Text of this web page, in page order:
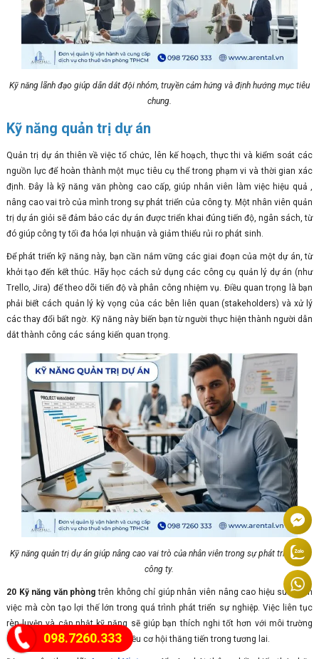
Kỹ năng lãnh đạo giúp dẫn dắt đội nhóm, truyền cảm hứng và định hướng mục tiêu
chung.
Kỹ năng quản trị dự án
Quản trị dự án thiên về việc tổ chức, lên kế hoạch, thực thi và kiểm soát các
nguồn lực để hoàn thành một mục tiêu cụ thể trong phạm vi và thời gian xác
định. Đây là kỹ năng văn phòng cao cấp, giúp nhân viên làm việc hiệu quả ,
nâng cao vai trò của mình trong sự phát triển của công ty. Một nhân viên quản
trị dự án giỏi sẽ đảm bảo các dự án được triển khai đúng tiến độ, ngân sách, từ
đó giúp công ty tối đa hóa lợi nhuận và giảm thiểu rủi ro phát sinh.
Để phát triển kỹ năng này, bạn cần nắm vững các giai đoạn của một dự án, từ
khởi tạo đến kết thúc. Hãy học cách sử dụng các công cụ quản lý dự án (như
Trello, Jira) để theo dõi tiến độ và phân công nhiệm vụ. Điều quan trọng là bạn
phải biết cách quản lý kỳ vọng của các bên liên quan (stakeholders) và xử lý
các thay đổi bất ngờ. Kỹ năng này biến bạn từ người thực hiện thành người dẫn
dắt thành công các sáng kiến quan trọng.
Kỹ năng quản trị dự án giúp nâng cao vai trò của nhân viên trong sự phát triển của
công ty.
20 Kỹ năng văn phòng trên không chỉ giúp nhân viên nâng cao hiệu suất làm
việc mà còn tạo lợi thế lớn trong quá trình phát triển sự nghiệp. Việc liên tục
rèn luyện và cập nhật kỹ năng sẽ giúp bạn thích nghi tốt hơn với môi trường
công sở hiện đại và mở rộng nhiều cơ hội thăng tiến trong tương lai.
098.7260.333